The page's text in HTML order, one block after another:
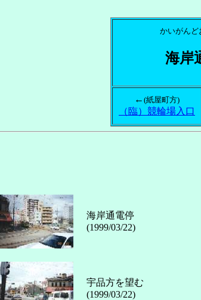
かいがんど
海岸
← (紙屋町方)
（臨）競輪場入口
海岸通電停
(1999/03/22)
宇品方を望む
(1999/03/22)